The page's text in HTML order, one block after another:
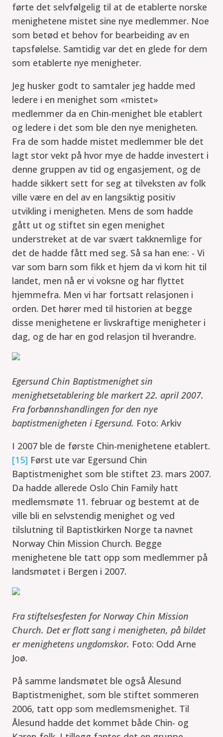
førte det selvfølgelig til at de etablerte norske
menighetene mistet sine nye medlemmer. Noe
som betød et behov for bearbeiding av en
tapsfølelse. Samtidig var det en glede for dem
som etablerte nye menigheter.
Jeg husker godt to samtaler jeg hadde med
ledere i en menighet som «mistet»
medlemmer da en Chin-menighet ble etablert
og ledere i det som ble den nye menigheten.
Fra de som hadde mistet medlemmer ble det
lagt stor vekt på hvor mye de hadde investert i
denne gruppen av tid og engasjement, og de
hadde sikkert sett for seg at tilveksten av folk
ville være en del av en langsiktig positiv
utvikling i menigheten. Mens de som hadde
gått ut og stiftet sin egen menighet
understreket at de var svært takknemlige for
det de hadde fått med seg. Så sa han ene: - Vi
var som barn som fikk et hjem da vi kom hit til
landet, men nå er vi voksne og har flyttet
hjemmefra. Men vi har fortsatt relasjonen i
orden. Det hører med til historien at begge
disse menighetene er livskraftige menigheter i
dag, og de har en god relasjon til hverandre.
Egersund Chin Baptistmenighet sin
menighetsetablering ble markert 22. april 2007.
Fra forbønnshandlingen for den nye
baptistmenigheten i Egersund. Foto: Arkiv
I 2007 ble de første Chin-menighetene etablert.
[15] Først ute var Egersund Chin
Baptistmenighet som ble stiftet 23. mars 2007.
Da hadde allerede Oslo Chin Family hatt
medlemsmøte 11. februar og bestemt at de
ville bli en selvstendig menighet og ved
tilslutning til Baptistkirken Norge ta navnet
Norway Chin Mission Church. Begge
menighetene ble tatt opp som medlemmer på
landsmøtet i Bergen i 2007.
Fra stiftelsesfesten for Norway Chin Mission
Church. Det er flott sang i menigheten, på bildet
er menighetens ungdomskor. Foto: Odd Arne
Joø.
På samme landsmøtet ble også Ålesund
Baptistmenighet, som ble stiftet sommeren
2006, tatt opp som medlemsmenighet. Til
Ålesund hadde det kommet både Chin- og